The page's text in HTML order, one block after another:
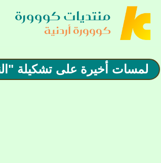
منتديات كووورة
كووورة أردنية
لمسات أخيرة على تشكيلة